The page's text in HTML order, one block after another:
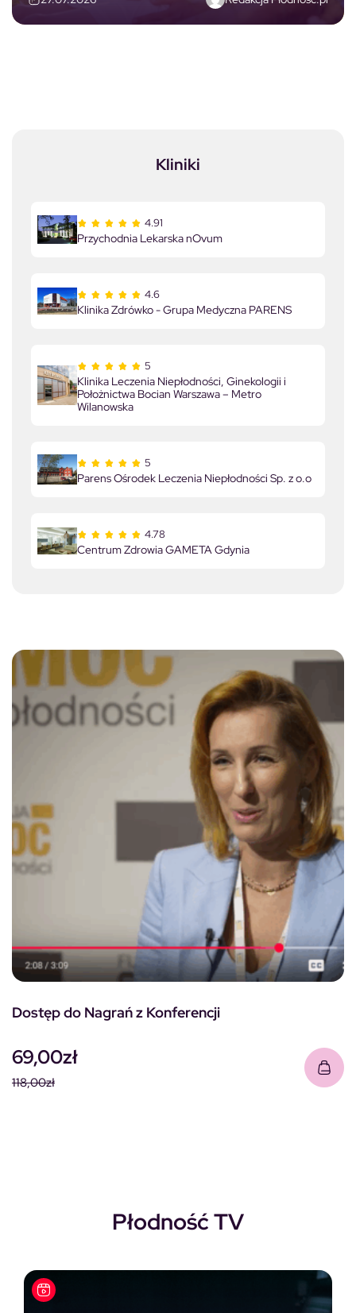
Kliniki
4.91
Przychodnia Lekarska nOvum
4.6
Klinika Zdrówko - Grupa Medyczna PARENS
5
Klinika Leczenia Niepłodności, Ginekologii i
Położnictwa Bocian Warszawa – Metro
Wilanowska
5
Parens Ośrodek Leczenia Niepłodności Sp. z o.o
4.78
Centrum Zdrowia GAMETA Gdynia
Dostęp do Nagrań z Konferencji
118,00zł
69,00zł
Płodność TV